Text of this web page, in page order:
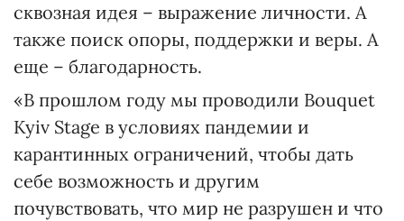
сквозная идея – выражение личности. А
также поиск опоры, поддержки и веры. А
еще – благодарность.
«В прошлом году мы проводили Bouquet
Kyiv Stage в условиях пандемии и
карантинных ограничений, чтобы дать
себе возможность и другим
почувствовать, что мир не разрушен и что